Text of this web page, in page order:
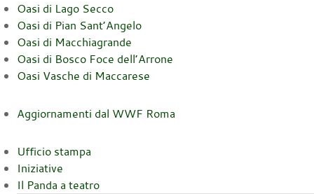
Oasi di Lago Secco
Oasi di Pian Sant’Angelo
Oasi di Macchiagrande
Oasi di Bosco Foce dell’Arrone
Oasi Vasche di Maccarese
Aggiornamenti dal WWF Roma
Ufficio stampa
Iniziative
Il Panda a teatro